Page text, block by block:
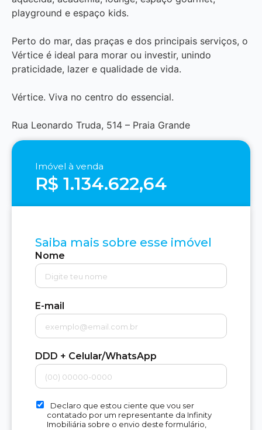
playground e espaço kids.
Perto do mar, das praças e dos principais serviços, o
Vértice é ideal para morar ou investir, unindo
praticidade, lazer e qualidade de vida.
Vértice. Viva no centro do essencial.
Rua Leonardo Truda, 514 – Praia Grande
Imóvel à venda
R$ 1.134.622,64
Saiba mais sobre esse imóvel
Nome
E-mail
DDD + Celular/WhatsApp
Declaro que estou ciente que vou ser
contatado por um representante da Infinity
Imobiliária sobre o envio deste formulário,